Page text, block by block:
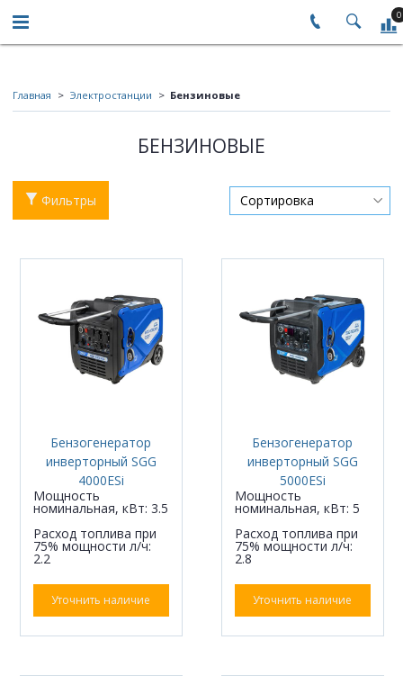
0
Главная Электростанции Бензиновые
БЕНЗИНОВЫЕ
Фильтры
Бензогенератор
инверторный SGG
4000ESi
Мощность
номинальная, кВт: 3.5
Расход топлива при
75% мощности л/ч:
2.2
Уточнить наличие
Бензогенератор
инверторный SGG
5000ESi
Мощность
номинальная, кВт: 5
Расход топлива при
75% мощности л/ч:
2.8
Уточнить наличие